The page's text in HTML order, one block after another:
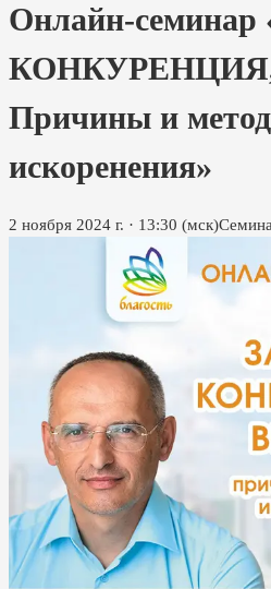
Онлайн-
Причины и
искоренения»
2 ноября 2024 г. · 13:30 (мск)